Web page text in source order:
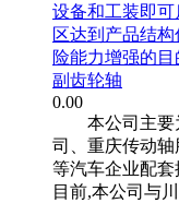
设备和工装即
区达到产品结
险能力增强的目
副齿轮轴
0.00
本公司主要
司、重庆传动
等汽车企业配套
目前,本公司与